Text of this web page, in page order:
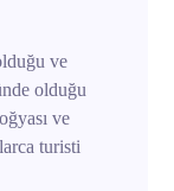
ve
olduğu
ve
turisti